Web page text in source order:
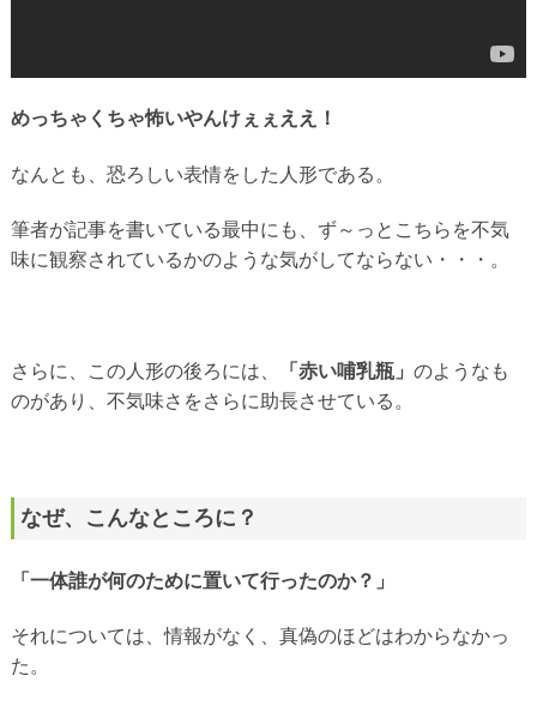
めっちゃくちゃ怖いやんけぇぇええ！
なんとも、恐ろしい表情をした人形である。
筆者が記事を書いている最中にも、ず～っとこちらを不気
味に観察されているかのような気がしてならない・・・。
さらに、この人形の後ろには、 「赤い哺乳瓶」 のようなも
のがあり、不気味さをさらに助長させている。
なぜ、こんなところに？
「一体誰が何のために置いて行ったのか？」
それについては、情報がなく、真偽のほどはわからなかっ
た。